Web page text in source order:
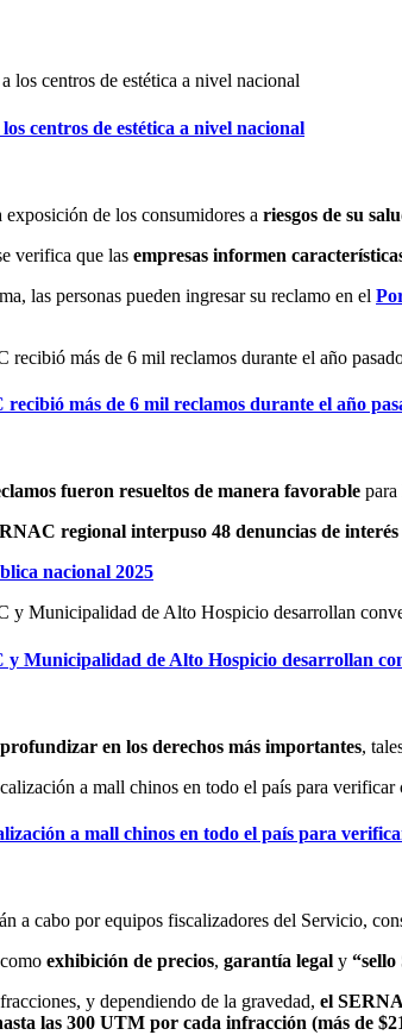
centros de estética a nivel nacional
de los consumidores a riesgos de su
verifica que las empresas informen
las personas pueden ingresar su reclamo en el
más de 6 mil reclamos durante el año
fueron resueltos de manera favorable para
regional interpuso 48 denuncias de
nacional 2025
Municipalidad de Alto Hospicio desarrollan
profundizar en los derechos más importantes,
a mall chinos en todo el país para
a cabo por equipos fiscalizadores del Servicio,
exhibición de precios, garantía legal y “sello
y dependiendo de la gravedad, el
las 300 UTM por cada infracción (más de